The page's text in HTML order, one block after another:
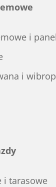
i
i
i tarasowe